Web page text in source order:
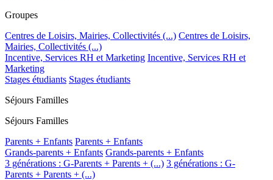
Groupes
Centres de Loisirs, Mairies, Collectivités (...) Centres de Loisirs,
Mairies, Collectivités (...)
Incentive, Services RH et Marketing Incentive, Services RH et
Marketing
Stages étudiants Stages étudiants
Séjours Familles
Séjours Familles
Parents + Enfants Parents + Enfants
Grands-parents + Enfants Grands-parents + Enfants
3 générations : G-Parents + Parents + (...) 3 générations : G-
Parents + Parents + (...)